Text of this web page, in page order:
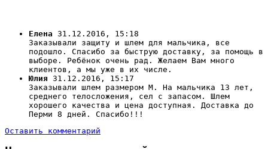
Елена 31.12.2016, 15:18
Заказывали защиту и шлем для мальчика, все
подошло. Спасибо за быструю доставку, за помощь в
выборе. Ребёнок очень рад. Желаем Вам много
клиентов, а мы уже в их числе.
Юлия 31.12.2016, 15:17
Заказывали шлем размером М. На мальчика 13 лет,
среднего телосложения, сел с запасом. Шлем
хорошего качества и цена доступная. Доставка до
Перми 8 дней. Спасибо!!!
Оставить комментарий